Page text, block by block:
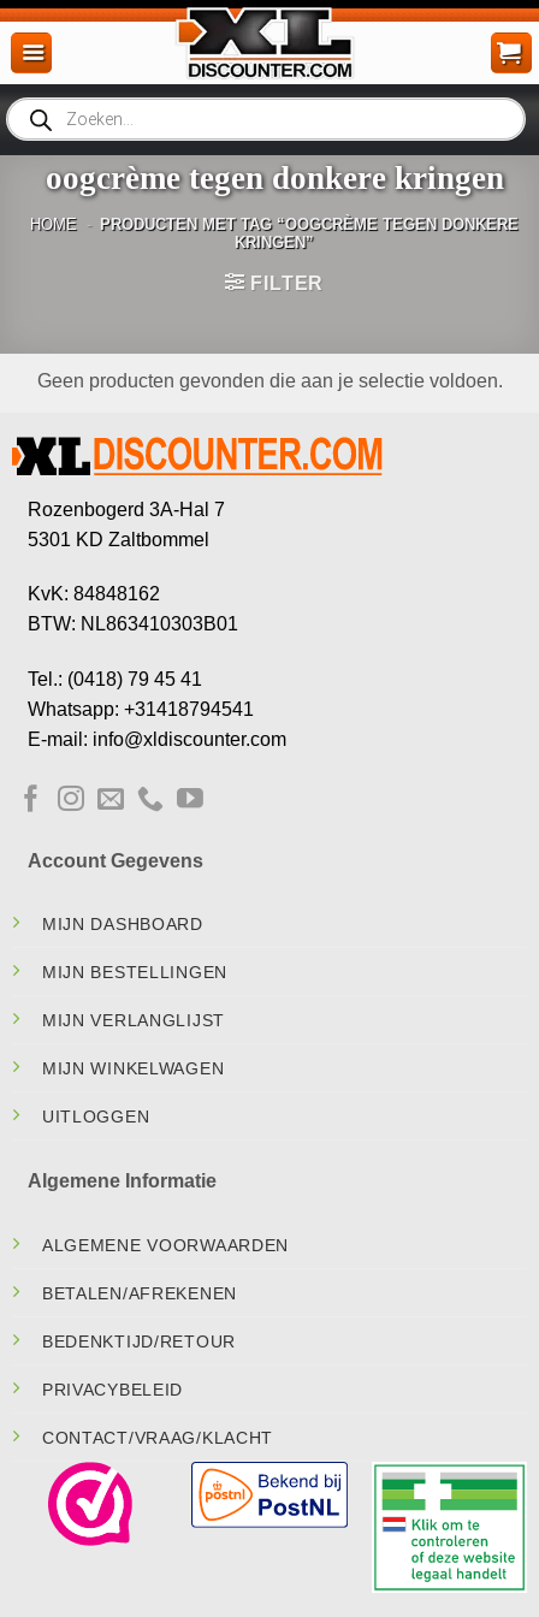
Ga
naar
inhoud
Producten
zoeken
oogcrème tegen donkere kringen
HOME - PRODUCTEN MET TAG “OOGCRÈME TEGEN DONKERE
KRINGEN”
FILTER
Geen producten gevonden die aan je selectie voldoen.
Rozenbogerd 3A-Hal 7
5301 KD Zaltbommel
KvK: 84848162
BTW: NL863410303B01
Tel.: (0418) 79 45 41
Whatsapp: +31418794541
E-mail: info@xldiscounter.com
Account Gegevens
MIJN DASHBOARD
MIJN BESTELLINGEN
MIJN VERLANGLIJST
MIJN WINKELWAGEN
UITLOGGEN
Algemene Informatie
ALGEMENE VOORWAARDEN
BETALEN/AFREKENEN
BEDENKTIJD/RETOUR
PRIVACYBELEID
CONTACT/VRAAG/KLACHT